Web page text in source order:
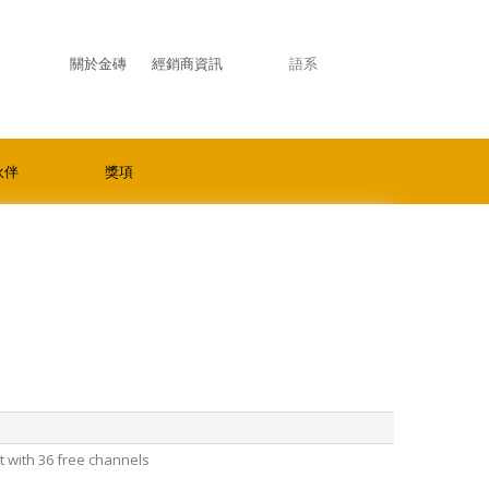
關於金磚 經銷商資訊 語系
伴 獎項
with 36 free channels